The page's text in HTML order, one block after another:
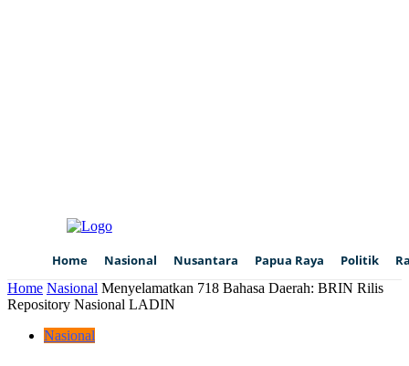
Home Nasional Nusantara Papua Raya Politik
Home Nasional Menyelamatkan 718 Bahasa Daerah: BRIN Rilis
Repository Nasional LADIN
Nasional